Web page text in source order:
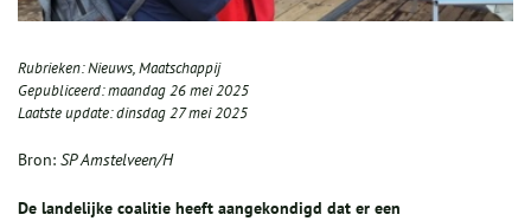
Rubrieken:Nieuws,Maatschappij
Gepubliceerd:maandag 26 mei 2025
Laatste update:dinsdag 27 mei 2025
Bron: SP Amstelveen/H
De landelijke coalitie heeft aangekondigd dat er een